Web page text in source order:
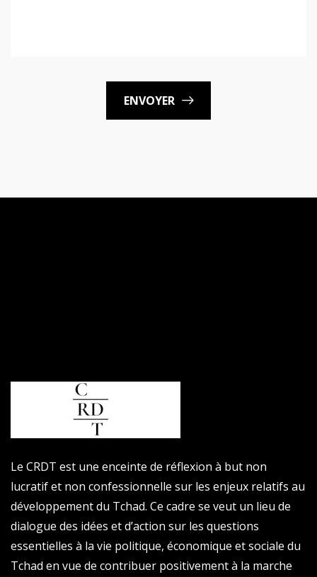
ENVOYER
Le CRDT est une enceinte de réflexion à but non
lucratif et non confessionnelle sur les enjeux relatifs au
développement du Tchad. Ce cadre se veut un lieu de
dialogue des idées et d’action sur les questions
essentielles à la vie politique, économique et sociale du
Tchad en vue de contribuer positivement à la marche